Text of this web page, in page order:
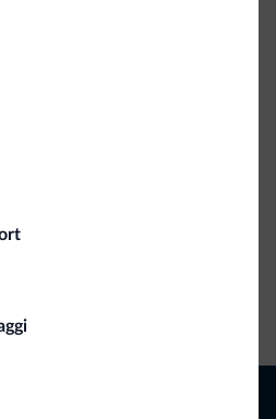
Sie die neue
gefragt. Die neue Kollektion